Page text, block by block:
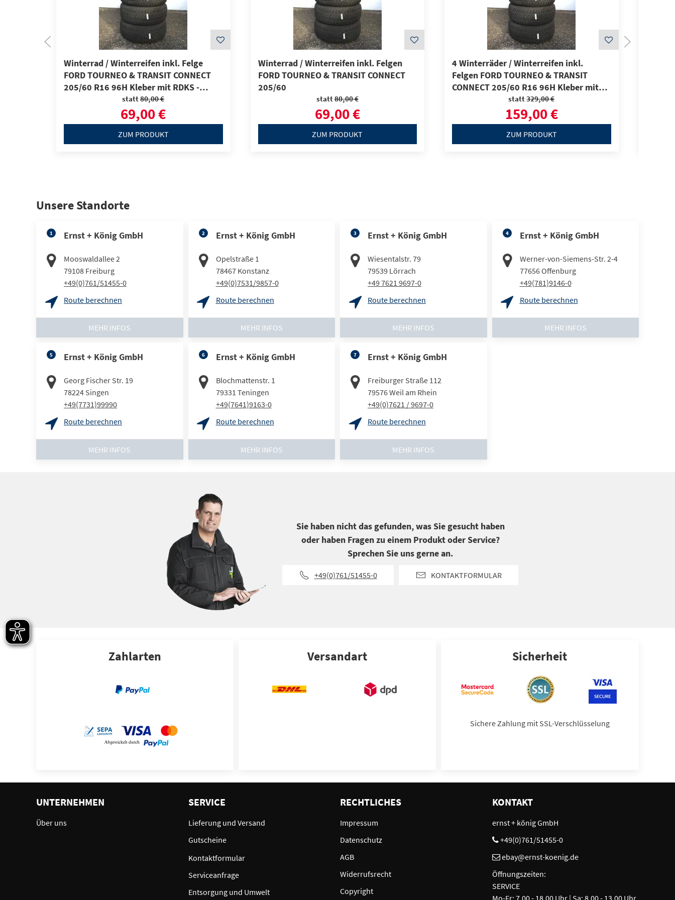
Winterrad / Winterreifen inkl. Felge
FORD TOURNEO & TRANSIT CONNECT
205/60 R16 96H Kleber mit RDKS -
statt80,00 €
69,00 €
ZUM PRODUKT
Winterrad / Winterreifen inkl. Felgen
FORD TOURNEO & TRANSIT CONNECT
205/60
statt80,00 €
69,00 €
ZUM PRODUKT
4 Winterräder / Winterreifen inkl.
Felgen FORD TOURNEO & TRANSIT
CONNECT 205/60 R16 96H Kleber mit
statt329,00 €
159,00 €
ZUM PRODUKT
Unsere Standorte
1 Ernst + König GmbH
Mooswaldallee 2
79108 Freiburg
+49(0)761/51455-0
Route berechnen
MEHR INFOS
2 Ernst + König GmbH
Opelstraße 1
78467 Konstanz
+49(0)7531/9857-0
Route berechnen
MEHR INFOS
3 Ernst + König GmbH
Wiesentalstr. 79
79539 Lörrach
+49 7621 9697-0
Route berechnen
MEHR INFOS
4 Ernst + König GmbH
Werner-von-Siemens-Str. 2-4
77656Offenburg
+49(781)9146-0
Route berechnen
MEHR INFOS
5 Ernst + König GmbH
Georg Fischer Str. 19
78224 Singen
+49(7731)99990
Route berechnen
MEHR INFOS
6 Ernst + König GmbH
Blochmattenstr. 1
79331 Teningen
+49(7641)9163-0
Route berechnen
MEHR INFOS
7 Ernst + König GmbH
Freiburger Straße 112
79576Weil am Rhein
+49(0)7621 / 9697-0
Route berechnen
MEHR INFOS
Sie haben nicht das gefunden, was Sie gesucht haben
oder haben Fragen zu einem Produkt oder Service?
Sprechen Sie uns gerne an.
+49(0)761/51455-0 KONTAKTFORMULAR
Zahlarten Versandart Sicherheit
Sichere Zahlung mit SSL-Verschlüsselung
UNTERNEHMEN
Über uns
SERVICE
Lieferung und Versand
Gutscheine
Kontaktformular
Serviceanfrage
Entsorgung und Umwelt
RECHTLICHES
Impressum
Datenschutz
AGB
Widerrufsrecht
Copyright
KONTAKT
ernst + könig GmbH
+49(0)761/51455-0
ebay@ernst-koenig.de
Öffnungszeiten:
SERVICE
Mo-Fr: 7.00 - 18.00 Uhr | Sa: 8.00 - 13.00 Uhr